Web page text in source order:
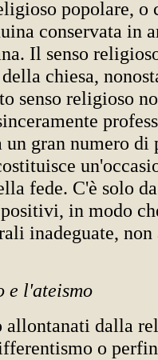
popolare, o
conservata in
Il senso
chiesa,
senso religioso
un gran numero
fede. C'è solo
in modo
inadeguate, non
e l'ateismo
allontanati dalla
o